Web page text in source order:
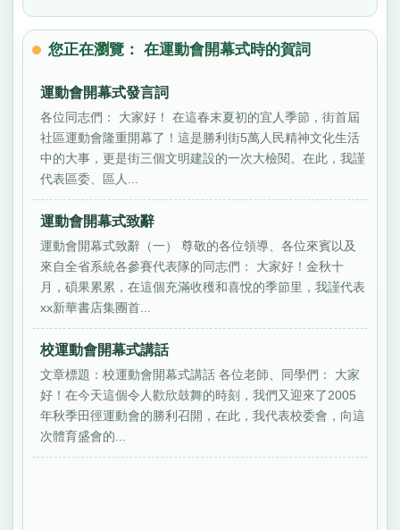
您正在瀏覽： 在運動會開幕式時的賀詞
運動會開幕式發言詞
各位同志們： 大家好！ 在這春末夏初的宜人季節，街首屆
社區運動會隆重開幕了！這是勝利街5萬人民精神文化生活
中的大事，更是街三個文明建設的一次大檢閱。在此，我謹
代表區委、區人...
運動會開幕式致辭
運動會開幕式致辭（一） 尊敬的各位領導、各位來賓以及
來自全省系統各參賽代表隊的同志們： 大家好！金秋十
月，碩果累累，在這個充滿收穫和喜悅的季節里，我謹代表
xx新華書店集團首...
校運動會開幕式講話
文章標題：校運動會開幕式講話 各位老師、同學們： 大家
好！在今天這個令人歡欣鼓舞的時刻，我們又迎來了2005
年秋季田徑運動會的勝利召開，在此，我代表校委會，向這
次體育盛會的...